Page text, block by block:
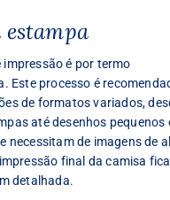
estampa
impressão é por termo
Este processo é
de formatos variados,
até desenhos pequenos
necessitam de imagens de
final da camisa fica
detalhada.